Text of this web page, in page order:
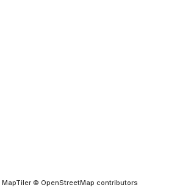
© OpenStreetMap contributors